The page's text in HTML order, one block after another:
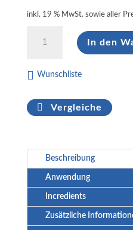
inkl. 19 % MwSt. sowie aller
Seife
In den
Wunschliste
Vergleiche
Beschreibung
Anwendung
Incredients
Zusätzliche